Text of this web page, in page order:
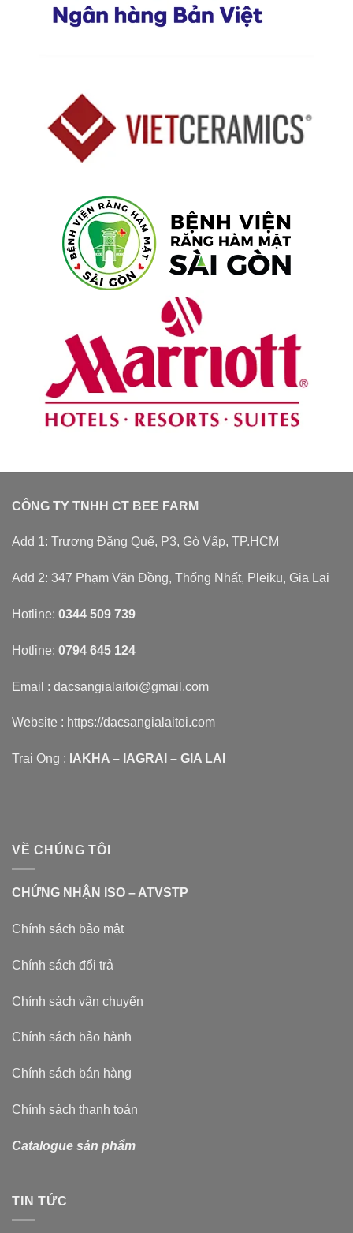
CÔNG TY TNHH CT BEE FARM
Add 1: Trương Đăng Quế, P3, Gò Vấp, TP.HCM
Add 2: 347 Phạm Văn Đồng, Thống Nhất, Pleiku, Gia Lai
Hotline: 0344 509 739
Hotline: 0794 645 124
Email : dacsangialaitoi@gmail.com
Website : https://dacsangialaitoi.com
Trại Ong : IAKHA – IAGRAI – GIA LAI
VỀ CHÚNG TÔI
CHỨNG NHẬN ISO – ATVSTP
Chính sách bảo mật
Chính sách đổi trả
Chính sách vận chuyển
Chính sách bảo hành
Chính sách bán hàng
Chính sách thanh toán
Catalogue sản phẩm
TIN TỨC